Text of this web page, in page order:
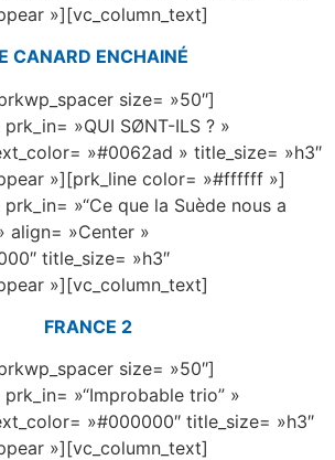
»][vc_column_text]
CANARD ENCHAINÉ
size= »50″]
»QUI SØNT-ILS ? »
»#0062ad » title_size= »h3″
»][prk_line color= »#ffffff »]
»“Ce que la Suède nous a
align= »Center »
title_size= »h3″
»][vc_column_text]
FRANCE 2
size= »50″]
»“Improbable trio” »
»#000000″ title_size= »h3″
»][vc_column_text]